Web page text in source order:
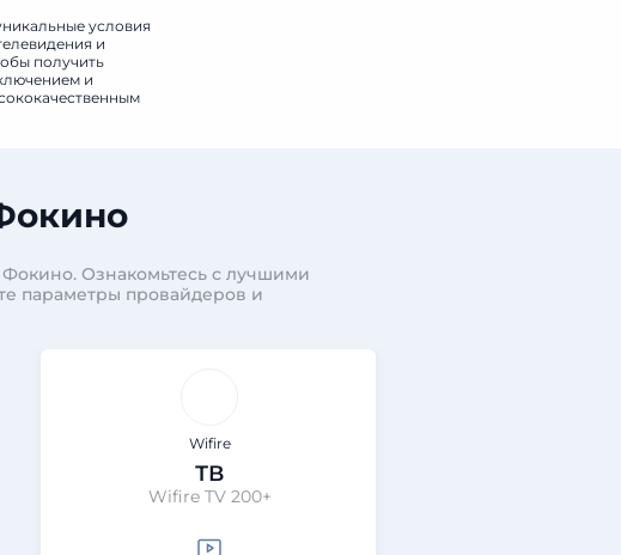
условия
и
получить
и
Ознакомьтесь с лучшими
параметры провайдеров и
Wifire
ТВ
Wifire TV 200+